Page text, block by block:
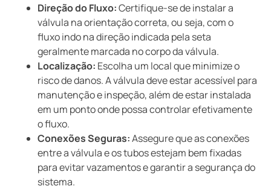
Direção do Fluxo:Certifique-se de instalar a
válvula na orientação correta, ou seja, com o
fluxo indo na direção indicada pela seta
geralmente marcada no corpo da válvula.
Localização: Escolha um local que minimize o
risco de danos. A válvula deve estar acessível para
manutenção e inspeção, além de estar instalada
em um ponto onde possa controlar efetivamente
o fluxo.
Conexões Seguras:Assegure que as conexões
entre a válvula e os tubos estejam bem fixadas
para evitar vazamentos e garantir a segurança do
sistema.